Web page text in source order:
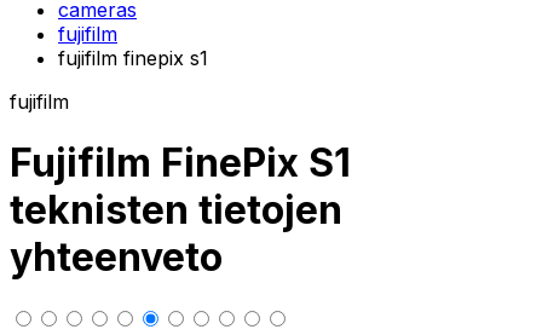
cameras
fujifilm
fujifilm finepix s1
fujifilm
Fujifilm FinePix S1
teknisten tietojen
yhteenveto